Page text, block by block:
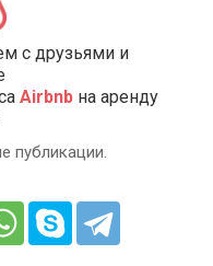
с друзьями и
Airbnbна аренду
публикации.